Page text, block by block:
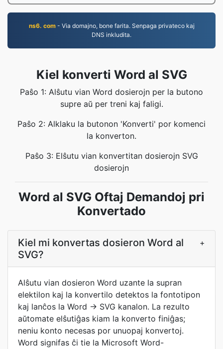
ns6. com- Via domajno, bone farita. Senpaga privateco kaj
DNS inkludita.
Kiel konverti Word al SVG
Paŝo 1: Alŝutu vian Word dosierojn per la butono
supre aŭ per treni kaj faligi.
Paŝo 2: Alklaku la butonon 'Konverti' por komenci
la konverton.
Paŝo 3: Elŝutu vian konvertitan dosierojn SVG
dosierojn
Word al SVG Oftaj Demandoj pri
Konvertado
Kiel mi konvertas dosieron Word al
SVG?
+
Alŝutu vian dosieron Word uzante la supran
elektilon kaj la konvertilo detektos la fontotipon
kaj lanĉos la Word → SVG kanalon. La rezulto
aŭtomate elŝutiĝas kiam la konverto finiĝas;
neniu konto necesas por unuopaj konvertoj.
Word signifas ĉi tie la Microsoft Word-